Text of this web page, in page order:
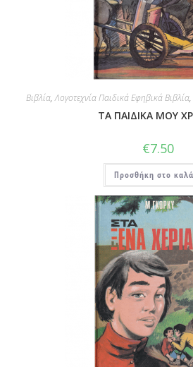
Βιβλία,Λογοτεχνία Παιδικά Εφηβικά Βιβλία,
ΤΑ ΠΑΙΔΙΚΑ ΜΟΥ
€7.50
Προσθήκη στο